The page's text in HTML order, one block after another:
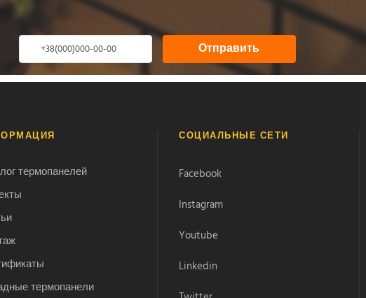
Отправить
термопанелей
термопанели
СОЦИАЛЬНЫЕ СЕТИ
Facebook
Instagram
Youtube
Linkedin